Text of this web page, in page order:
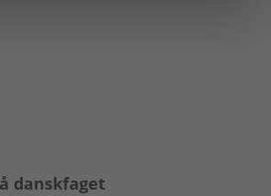
danskfaget